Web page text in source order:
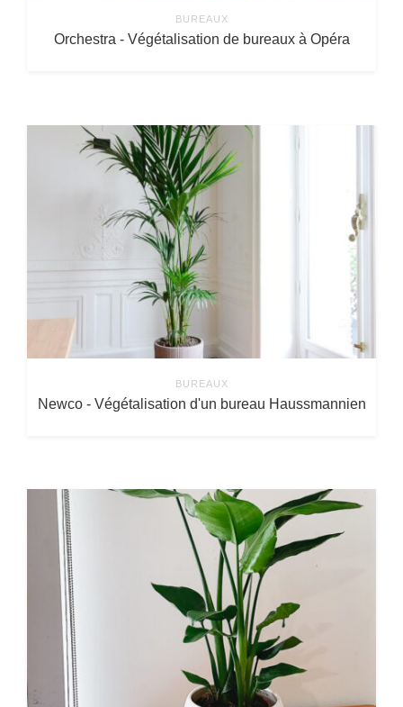
BUREAUX
Orchestra - Végétalisation de bureaux à Opéra
BUREAUX
Newco - Végétalisation d'un bureau Haussmannien